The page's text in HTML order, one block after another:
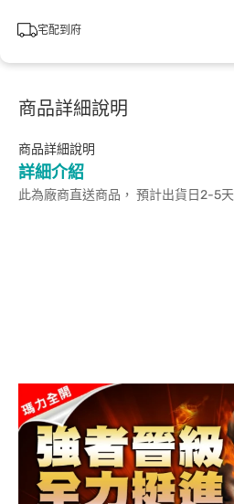
宅配到府
商品詳細說明
商品詳細說明
詳細介紹
此為廠商直送商品， 預計出貨日2-5天